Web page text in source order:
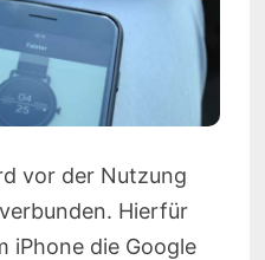
vor der Nutzung
Hierfür
iPhone die Google